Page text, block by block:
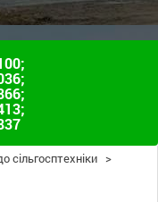
;
;
;
;
>